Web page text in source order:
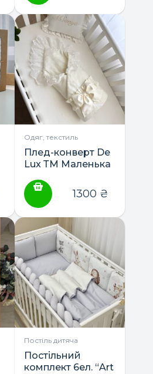
Одяг, текстиль
Плед-конверт De
Lux ТМ Маленька
1300 ₴
Постіль дитяча
Постільний
комплект 6ел. “Art